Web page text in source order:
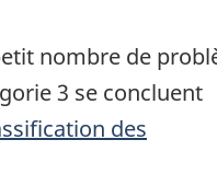
nombre de
3 se concluent
des